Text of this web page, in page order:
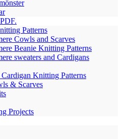
Patterns
Cowls and Scarves
Beanie Knitting Patterns
sweaters and Cardigans
Cardigan Knitting Patterns
& Scarves
Projects